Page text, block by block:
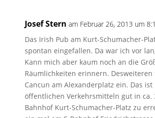
Josef Stern am Februar 26, 2013 um
Das Irish Pub am Kurt-Schumacher-
spontan eingefallen. Da war ich vor
Kann mich aber kaum noch an die
Räumlichkeiten erinnern.
Cancun am Alexanderplatz ein. Das
öffentlichen Verkehrsmitteln gut in ca.
Bahnhof Kurt-Schumacher-Platz zu